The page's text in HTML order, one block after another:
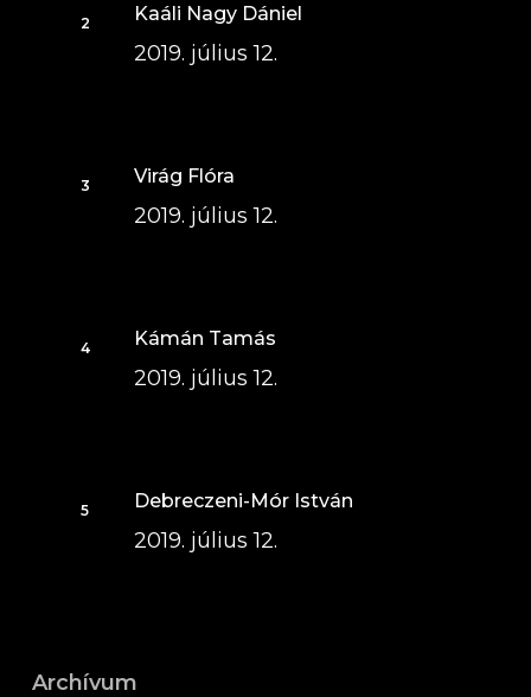
Kaáli Nagy Dániel
2019. július 12.
Virág Flóra
2019. július 12.
Kámán Tamás
2019. július 12.
Debreczeni-Mór István
2019. július 12.
Archívum